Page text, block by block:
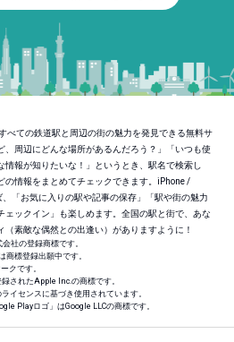
べての鉄道駅と周辺の街の魅力を発見できる無料サ
、周辺にどんな場所があるんだろう？」「いつも使
情報が知りたいな！」というとき、駅名で検索し
の情報をまとめてチェックできます。iPhone /
「お気に入りの駅や記事の保存」「駅や街の魅力
ェックイン」も楽しめます。全国の駅と街で、あな
素敵な偶然との出逢い）がありますように！
社の登録商標です。
商標登録出願中です。
クです。
されたApple Inc.の商標です。
イセンスに基づき使用されています。
Playロゴ」はGoogle LLCの商標です。